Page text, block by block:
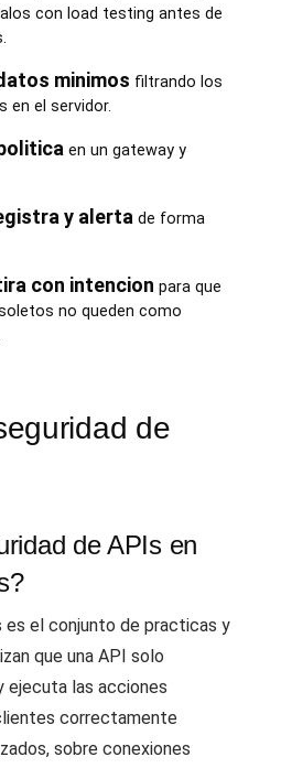
con load testing antes de
minimos filtrando los
en el servidor.
en un gateway y
y alertade forma
con intencion para que
no queden como
de
de APIs en
es el conjunto de practicas y
que una API solo
las acciones
correctamente
sobre conexiones